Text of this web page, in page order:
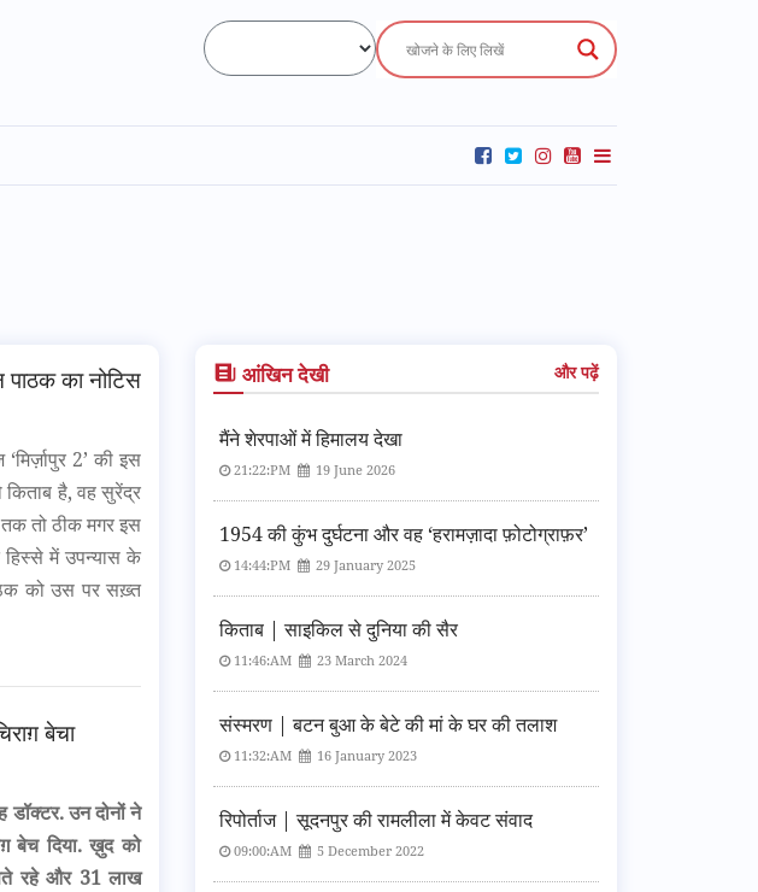
पाठक का नोटिस
2’ की इस
है, वह सुरेंद्र
तक तो ठीक मगर इस
में उपन्यास के
को उस पर सख़्त
बेचा
उन दोनों ने
बेच दिया. ख़ुद को
रहे और 31 लाख
आंखिन देखी और पढ़ें
मैंने शेरपाओं में हिमालय देखा
21:22:PM 19 June 2026
1954 की कुंभ दुर्घटना और वह ‘हरामज़ादा फ़ोटोग्राफ़र’
14:44:PM 29 January 2025
किताब | साइकिल से दुनिया की सैर
11:46:AM 23 March 2024
संस्मरण | बटन बुआ के बेटे की मां के घर की तलाश
11:32:AM 16 January 2023
रिपोर्ताज | सूदनपुर की रामलीला में केवट संवाद
09:00:AM 5 December 2022